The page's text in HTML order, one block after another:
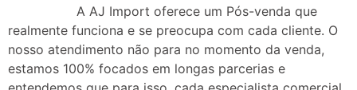
A AJ Import oferece um Pós-venda que
realmente funciona e se preocupa com cada cliente. O
nosso atendimento não para no momento da venda,
estamos 100% focados em longas parcerias e